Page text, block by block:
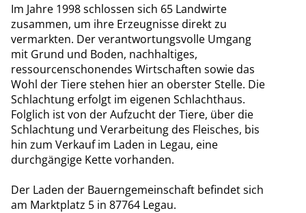
Im Jahre 1998 schlossen sich 65 Landwirte
zusammen, um ihre Erzeugnisse direkt zu
vermarkten. Der verantwortungsvolle Umgang
mit Grund und Boden, nachhaltiges,
ressourcenschonendes Wirtschaften sowie das
Wohl der Tiere stehen hier an oberster Stelle. Die
Schlachtung erfolgt im eigenen Schlachthaus.
Folglich ist von der Aufzucht der Tiere, über die
Schlachtung und Verarbeitung des Fleisches, bis
hin zum Verkauf im Laden in Legau, eine
durchgängige Kette vorhanden.
Der Laden der Bauerngemeinschaft befindet sich
am Marktplatz 5 in 87764 Legau.